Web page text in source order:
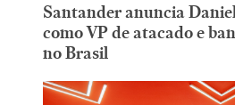
Santander anuncia
como VP de atacado e
no Brasil